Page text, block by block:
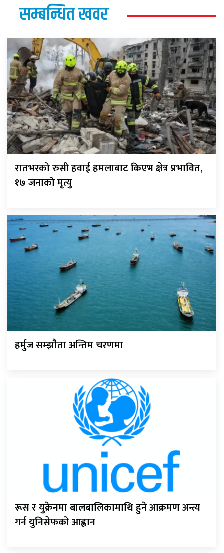
सम्बन्धित खवर
रातभरको रुसी हवाई हमलाबाट किएभ क्षेत्र प्रभावित,
१७ जनाको मृत्यु
हर्मुज सम्झौता अन्तिम चरणमा
रूस र युक्रेनमा बालबालिकामाथि हुने आक्रमण अन्त्य
गर्न युनिसेफको आह्वान